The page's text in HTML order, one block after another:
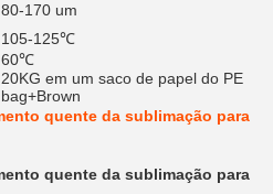
80-170 um
105-125℃
60℃
20KG em um saco de papel do PE
bag+Brown
quente da sublimação para
quente da sublimação para